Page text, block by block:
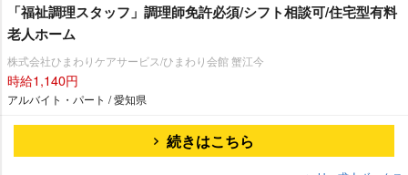
「福祉調理スタッフ」調理師免許必須/シフト相談可/住宅型有料
老人ホーム
株式会社ひまわりケアサービス/ひまわり会館 蟹江今
時給1,140円
アルバイト・パート / 愛知県
続きはこちら